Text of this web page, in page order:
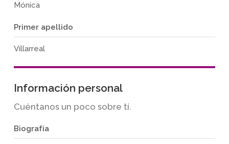
Mónica
Primer apellido
Villarreal
Información personal
Cuéntanos un poco sobre tí.
Biografía